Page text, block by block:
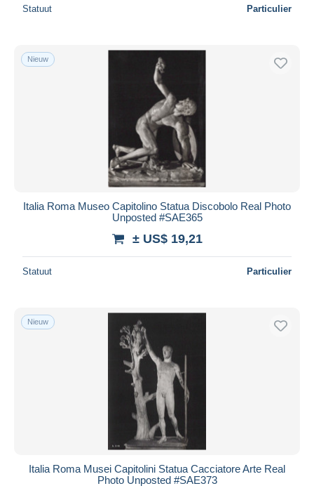
Statuut Particulier
Nieuw
Italia Roma Museo Capitolino Statua Discobolo Real Photo
Unposted #SAE365
± US$ 19,21
Statuut Particulier
Nieuw
Italia Roma Musei Capitolini Statua Cacciatore Arte Real
Photo Unposted #SAE373